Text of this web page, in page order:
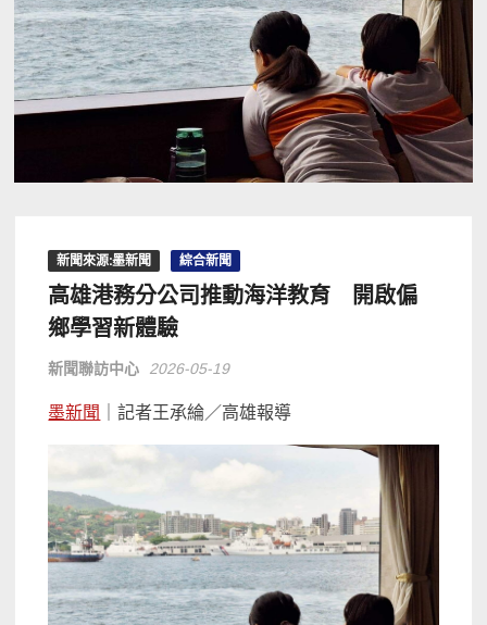
新聞來源:墨新聞 綜合新聞
高雄港務分公司推動海洋教育 開啟偏
鄉學習新體驗
新聞聯訪中心 2026-05-19
墨新聞 ｜記者王承綸／高雄報導